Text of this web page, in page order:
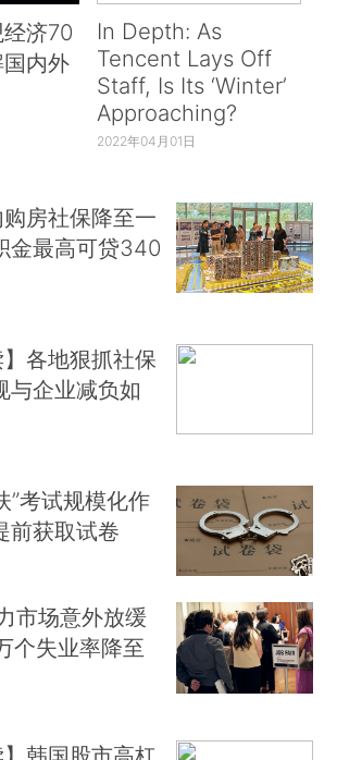
济70
内外
In Depth: As
Tencent Lays Off
Staff, Is Its ‘Winter’
Approaching?
2022年04月01日
房社保降至一
金最高可贷340
】各地狠抓社保
与企业减负如
”考试规模化作
前获取试卷
市场意外放缓
个失业率降至